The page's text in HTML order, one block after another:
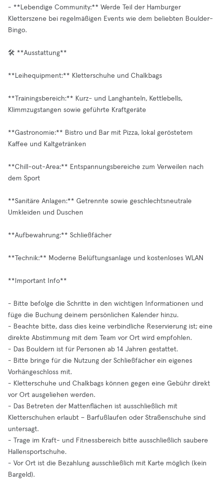
- **Lebendige Community:** Werde Teil der Hamburger
Kletterszene bei regelmäßigen Events wie dem beliebten Boulder-
Bingo.
🛠️ **Ausstattung**
**Leihequipment:** Kletterschuhe und Chalkbags
**Trainingsbereich:** Kurz- und Langhanteln, Kettlebells,
Klimmzugstangen sowie geführte Kraftgeräte
**Gastronomie:** Bistro und Bar mit Pizza, lokal geröstetem
Kaffee und Kaltgetränken
**Chill-out-Area:** Entspannungsbereiche zum Verweilen nach
dem Sport
**Sanitäre Anlagen:** Getrennte sowie geschlechtsneutrale
Umkleiden und Duschen
**Aufbewahrung:** Schließfächer
**Technik:** Moderne Belüftungsanlage und kostenloses WLAN
**Important Info**
- Bitte befolge die Schritte in den wichtigen Informationen und
füge die Buchung deinem persönlichen Kalender hinzu.
- Beachte bitte, dass dies keine verbindliche Reservierung ist; eine
direkte Abstimmung mit dem Team vor Ort wird empfohlen.
- Das Bouldern ist für Personen ab 14 Jahren gestattet.
- Bitte bringe für die Nutzung der Schließfächer ein eigenes
Vorhängeschloss mit.
- Kletterschuhe und Chalkbags können gegen eine Gebühr direkt
vor Ort ausgeliehen werden.
- Das Betreten der Mattenflächen ist ausschließlich mit
Kletterschuhen erlaubt – Barfußlaufen oder Straßenschuhe sind
untersagt.
- Trage im Kraft- und Fitnessbereich bitte ausschließlich saubere
Hallensportschuhe.
- Vor Ort ist die Bezahlung ausschließlich mit Karte möglich (kein
Bargeld).